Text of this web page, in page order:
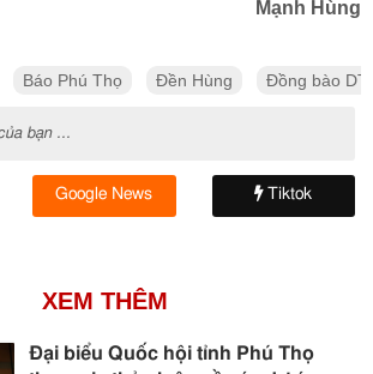
Mạnh Hùng
Báo Phú Thọ Đền Hùng Đồng bào
bạn ...
Google News Tiktok
XEM THÊM
Đại biểu Quốc hội tỉnh Phú Thọ